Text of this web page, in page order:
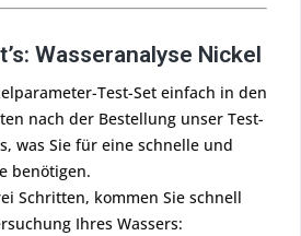
Wasseranalyse Nickel
Test-Set einfach in den
nach der Bestellung unser Test-
was Sie für eine schnelle und
benötigen.
Schritten, kommen Sie schnell
Ihres Wassers: